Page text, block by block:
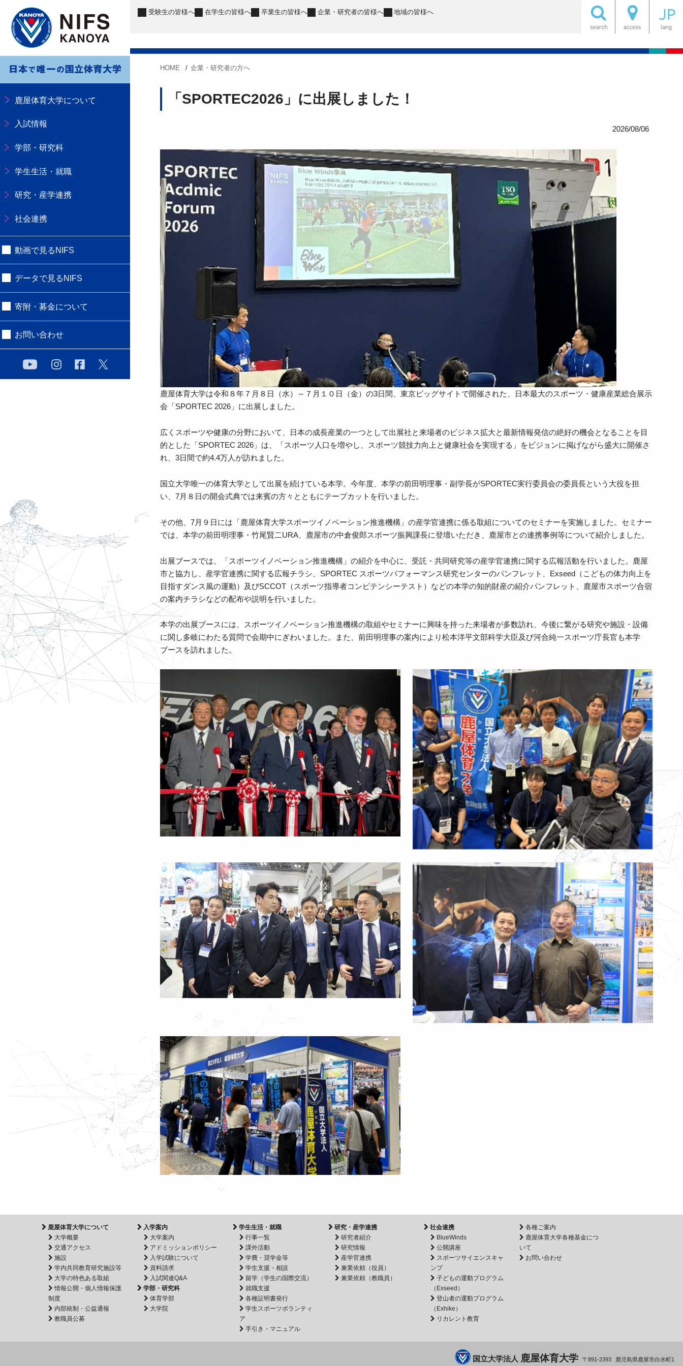
鹿屋体育大学について
入試情報
学部・研究科
学生生活・就職
研究・産学連携
社会連携
動画で見るNIFS
データで見るNIFS
寄附・募金について
お問い合わせ
受験生の皆様へ 在学生の皆様へ 卒業生の皆様へ 企業・研究者の皆様へ 地域の皆様へ
HOME 企業・研究者の方へ
「SPORTEC2026」に出展しました！
2026/08/06
鹿屋体育大学は令和８年７月８日（水）～７月１０日（金）の3日間、東京ビッグサイトで開催された、日本最大のスポーツ・健康産業総合展示
会「SPORTEC 2026」に出展しました。
広くスポーツや健康の分野において、日本の成長産業の一つとして出展社と来場者のビジネス拡大と最新情報発信の絶好の機会となることを目
的とした「SPORTEC 2026」は、「スポーツ人口を増やし、スポーツ競技力向上と健康社会を実現する」をビジョンに掲げながら盛大に開催さ
れ、3日間で約4.4万人が訪れました。
国立大学唯一の体育大学として出展を続けている本学。今年度、本学の前田明理事・副学長がSPORTEC実行委員会の委員長という大役を担
い、7月８日の開会式典では来賓の方々とともにテープカットを行いました。
その他、7月９日には「鹿屋体育大学スポーツイノベーション推進機構」の産学官連携に係る取組についてのセミナーを実施しました。セミナー
では、本学の前田明理事・竹尾賢二URA、鹿屋市の中倉俊郎スポーツ振興課長に登壇いただき、鹿屋市との連携事例等について紹介しました。
出展ブースでは、「スポーツイノベーション推進機構」の紹介を中心に、受託・共同研究等の産学官連携に関する広報活動を行いました。鹿屋
市と協力し、産学官連携に関する広報チラシ、SPORTEC スポーツパフォーマンス研究センターのパンフレット、Exseed（こどもの体力向上を
目指すダンス風の運動）及びSCCOT（スポーツ指導者コンピテンシーテスト）などの本学の知的財産の紹介パンフレット、鹿屋市スポーツ合宿
の案内チラシなどの配布や説明を行いました。
本学の出展ブースには、スポーツイノベーション推進機構の取組やセミナーに興味を持った来場者が多数訪れ、今後に繋がる研究や施設・設備
に関し多岐にわたる質問で会期中にぎわいました。また、前田明理事の案内により松本洋平文部科学大臣及び河合純一スポーツ庁長官も本学
ブースを訪れました。
鹿屋体育大学について
大学概要
交通アクセス
施設
学内共同教育研究施設等
大学の特色ある取組
情報公開・個人情報保護
制度
内部統制・公益通報
教職員公募
入学案内
大学案内
アドミッションポリシー
入学試験について
資料請求
入試関連Q&A
学部・研究科
体育学部
大学院
学生生活・就職
行事一覧
課外活動
学費・奨学金等
学生支援・相談
留学（学生の国際交流）
就職支援
各種証明書発行
学生スポーツボランティ
ア
手引き・マニュアル
研究・産学連携
研究者紹介
研究情報
産学官連携
兼業依頼（役員）
兼業依頼（教職員）
社会連携
BlueWinds
公開講座
スポーツサイエンスキャ
ンプ
子どもの運動プログラム
（Exseed）
登山者の運動プログラム
（Exhike）
リカレント教育
各種ご案内
鹿屋体育大学各種基金につ
いて
お問い合わせ
国立大学法人 鹿屋体育大学 891-2393 鹿児島県鹿屋市白水町1